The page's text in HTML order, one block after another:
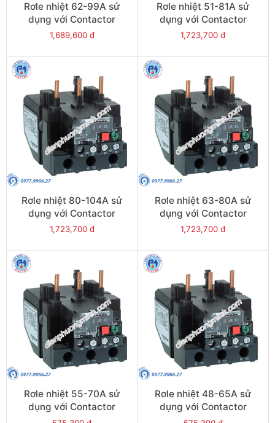
Rơle nhiệt 62-99A sử
dụng với Contactor
LC1E120-E160 - Model
1,689,600 đ
Rơle nhiệt 51-81A sử
dụng với Contactor
LC1E120-E160 - Model
1,723,700 đ
Rơle nhiệt 80-104A sử
dụng với Contactor
LC1E95 - Model LRE365
1,723,700 đ
Rơle nhiệt 63-80A sử
dụng với Contactor
LC1E80-E95 - Model
1,723,700 đ
Rơle nhiệt 55-70A sử
dụng với Contactor
LC1E80-E95 - Model
Rơle nhiệt 48-65A sử
dụng với Contactor
LC1E65-E95 - Model